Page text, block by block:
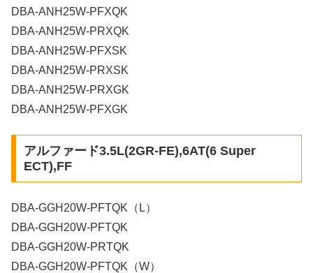
DBA-ANH25W-PFXQK
DBA-ANH25W-PRXQK
DBA-ANH25W-PFXSK
DBA-ANH25W-PRXSK
DBA-ANH25W-PRXGK
DBA-ANH25W-PFXGK
アルファード3.5L(2GR-FE),6AT(6 Super
ECT),FF
DBA-GGH20W-PFTQK（L）
DBA-GGH20W-PFTQK
DBA-GGH20W-PRTQK
DBA-GGH20W-PFTQK（W）